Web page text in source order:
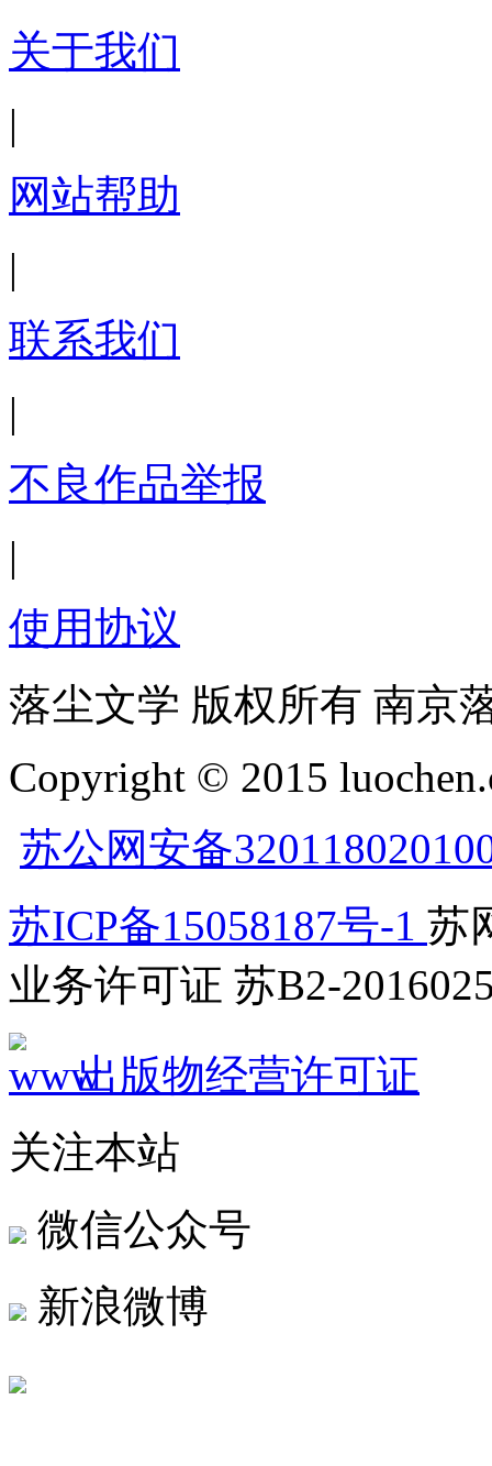
关于我们
|
网站帮助
|
联系我们
|
不良作品举报
|
使用协议
落尘文学 版权所有 南京
Copyright © 2015
苏公网安备
苏ICP备15058187号-1 苏
业务许可证 苏B2-
出版物经营许可证
关注本站
微信公众号
新浪微博